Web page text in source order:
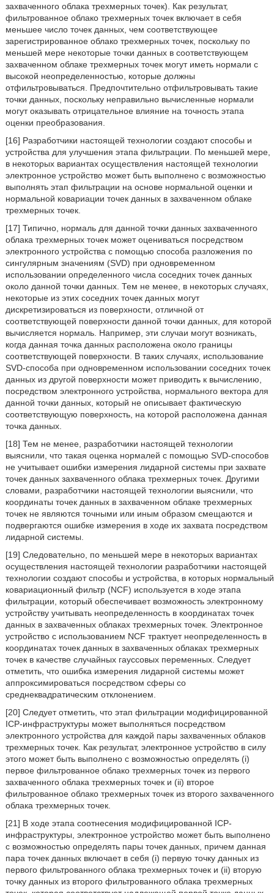
захваченного облака трехмерных точек). Как результат,
фильтрованное облако трехмерных точек включает в себя
меньшее число точек данных, чем соответствующее
зарегистрированное облако трехмерных точек, поскольку по
меньшей мере некоторые точки данных в соответствующем
захваченном облаке трехмерных точек могут иметь нормали с
высокой неопределенностью, которые должны
отфильтровываться. Предпочтительно отфильтровывать такие
точки данных, поскольку неправильно вычисленные нормали
могут оказывать отрицательное влияние на точность этапа
оценки преобразования.
[16] Разработчики настоящей технологии создают способы и
устройства для улучшения этапа фильтрации. По меньшей мере,
в некоторых вариантах осуществления настоящей технологии
электронное устройство может быть выполнено с возможностью
выполнять этап фильтрации на основе нормальной оценки и
нормальной ковариации точек данных в захваченном облаке
трехмерных точек.
[17] Типично, нормаль для данной точки данных захваченного
облака трехмерных точек может оцениваться посредством
электронного устройства с помощью способа разложения по
сингулярным значениям (SVD) при одновременном
использовании определенного числа соседних точек данных
около данной точки данных. Тем не менее, в некоторых случаях,
некоторые из этих соседних точек данных могут
дискретизироваться из поверхности, отличной от
соответствующей поверхности данной точки данных, для которой
вычисляется нормаль. Например, эти случаи могут возникать,
когда данная точка данных расположена около границы
соответствующей поверхности. В таких случаях, использование
SVD-способа при одновременном использовании соседних точек
данных из другой поверхности может приводить к вычислению,
посредством электронного устройства, нормального вектора для
данной точки данных, который не описывает фактическую
соответствующую поверхность, на которой расположена данная
точка данных.
[18] Тем не менее, разработчики настоящей технологии
выяснили, что такая оценка нормалей с помощью SVD-способов
не учитывает ошибки измерения лидарной системы при захвате
точек данных захваченного облака трехмерных точек. Другими
словами, разработчики настоящей технологии выяснили, что
координаты точек данных в захваченном облаке трехмерных
точек не являются точными или иным образом смещаются и
подвергаются ошибке измерения в ходе их захвата посредством
лидарной системы.
[19] Следовательно, по меньшей мере в некоторых вариантах
осуществления настоящей технологии разработчики настоящей
технологии создают способы и устройства, в которых нормальный
ковариационный фильтр (NCF) используется в ходе этапа
фильтрации, который обеспечивает возможность электронному
устройству учитывать неопределенность в координатах точек
данных в захваченных облаках трехмерных точек. Электронное
устройство с использованием NCF трактует неопределенность в
координатах точек данных в захваченных облаках трехмерных
точек в качестве случайных гауссовых переменных. Следует
отметить, что ошибка измерения лидарной системы может
аппроксимироваться посредством сферы со
среднеквадратическим отклонением.
[20] Следует отметить, что этап фильтрации модифицированной
ICP-инфраструктуры может выполняться посредством
электронного устройства для каждой пары захваченных облаков
трехмерных точек. Как результат, электронное устройство в силу
этого может быть выполнено с возможностью определять (i)
первое фильтрованное облако трехмерных точек из первого
захваченного облака трехмерных точек и (ii) второе
фильтрованное облако трехмерных точек из второго захваченного
облака трехмерных точек.
[21] В ходе этапа соотнесения модифицированной ICP-
инфраструктуры, электронное устройство может быть выполнено
с возможностью определять пары точек данных, причем данная
пара точек данных включает в себя (i) первую точку данных из
первого фильтрованного облака трехмерных точек и (ii) вторую
точку данных из второго фильтрованного облака трехмерных